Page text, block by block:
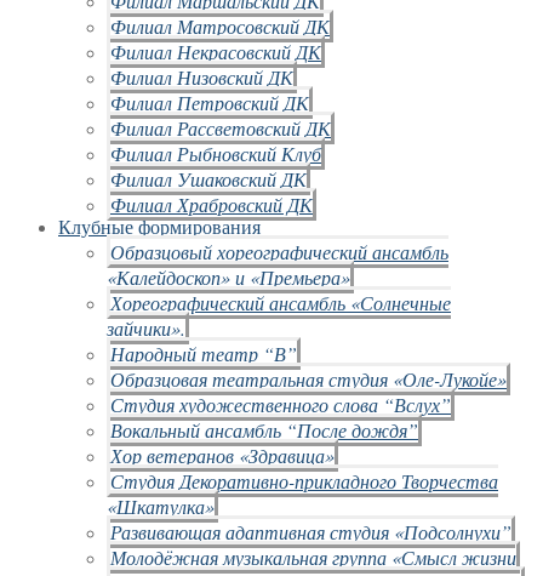
Филиал Матросовский ДК
Филиал Некрасовский ДК
Филиал Низовский ДК
Филиал Петровский ДК
Филиал Рассветовский ДК
Филиал Рыбновский Клуб
Филиал Ушаковский ДК
Филиал Храбровский ДК
Клубные формирования
Образцовый хореографический ансамбль
«Калейдоскоп» и «Премьера»
Хореографический ансамбль «Солнечные
зайчики».
Народный театр “В”
Образцовая театральная студия «Оле-Лукойе»
Студия художественного слова “Вслух”
Вокальный ансамбль “После дождя”
Хор ветеранов «Здравица»
Студия Декоративно-прикладного Творчества
«Шкатулка»
Развивающая адаптивная студия «Подсолнухи”
Молодёжная музыкальная группа «Смысл жизни